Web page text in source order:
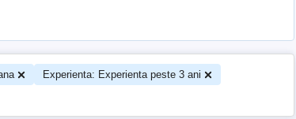
Experienta: Experienta peste 3 ani